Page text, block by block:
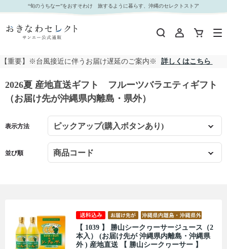
2026夏 産地直送ギフト フルーツバラエティギフト（お届け先が沖縄県内離島・県外）｜おき
なわセレクト サンエー公式通販
“旬のうちなー”をおすそわけ 旅するように暮らす、沖縄のセレクトストア
【重要】※台風接近に伴うお届け遅延のご案内※ 詳しくはこちら
2026夏 産地直送ギフト フルーツバラエティギフト
（お届け先が沖縄県内離島・県外）
表示方法
並び順
【 1039 】 勝山シークヮーサージュース（2
本入） (お届け先が 沖縄県内離島・沖縄県
外 ) 産地直送 【 勝山シークヮーサー 】